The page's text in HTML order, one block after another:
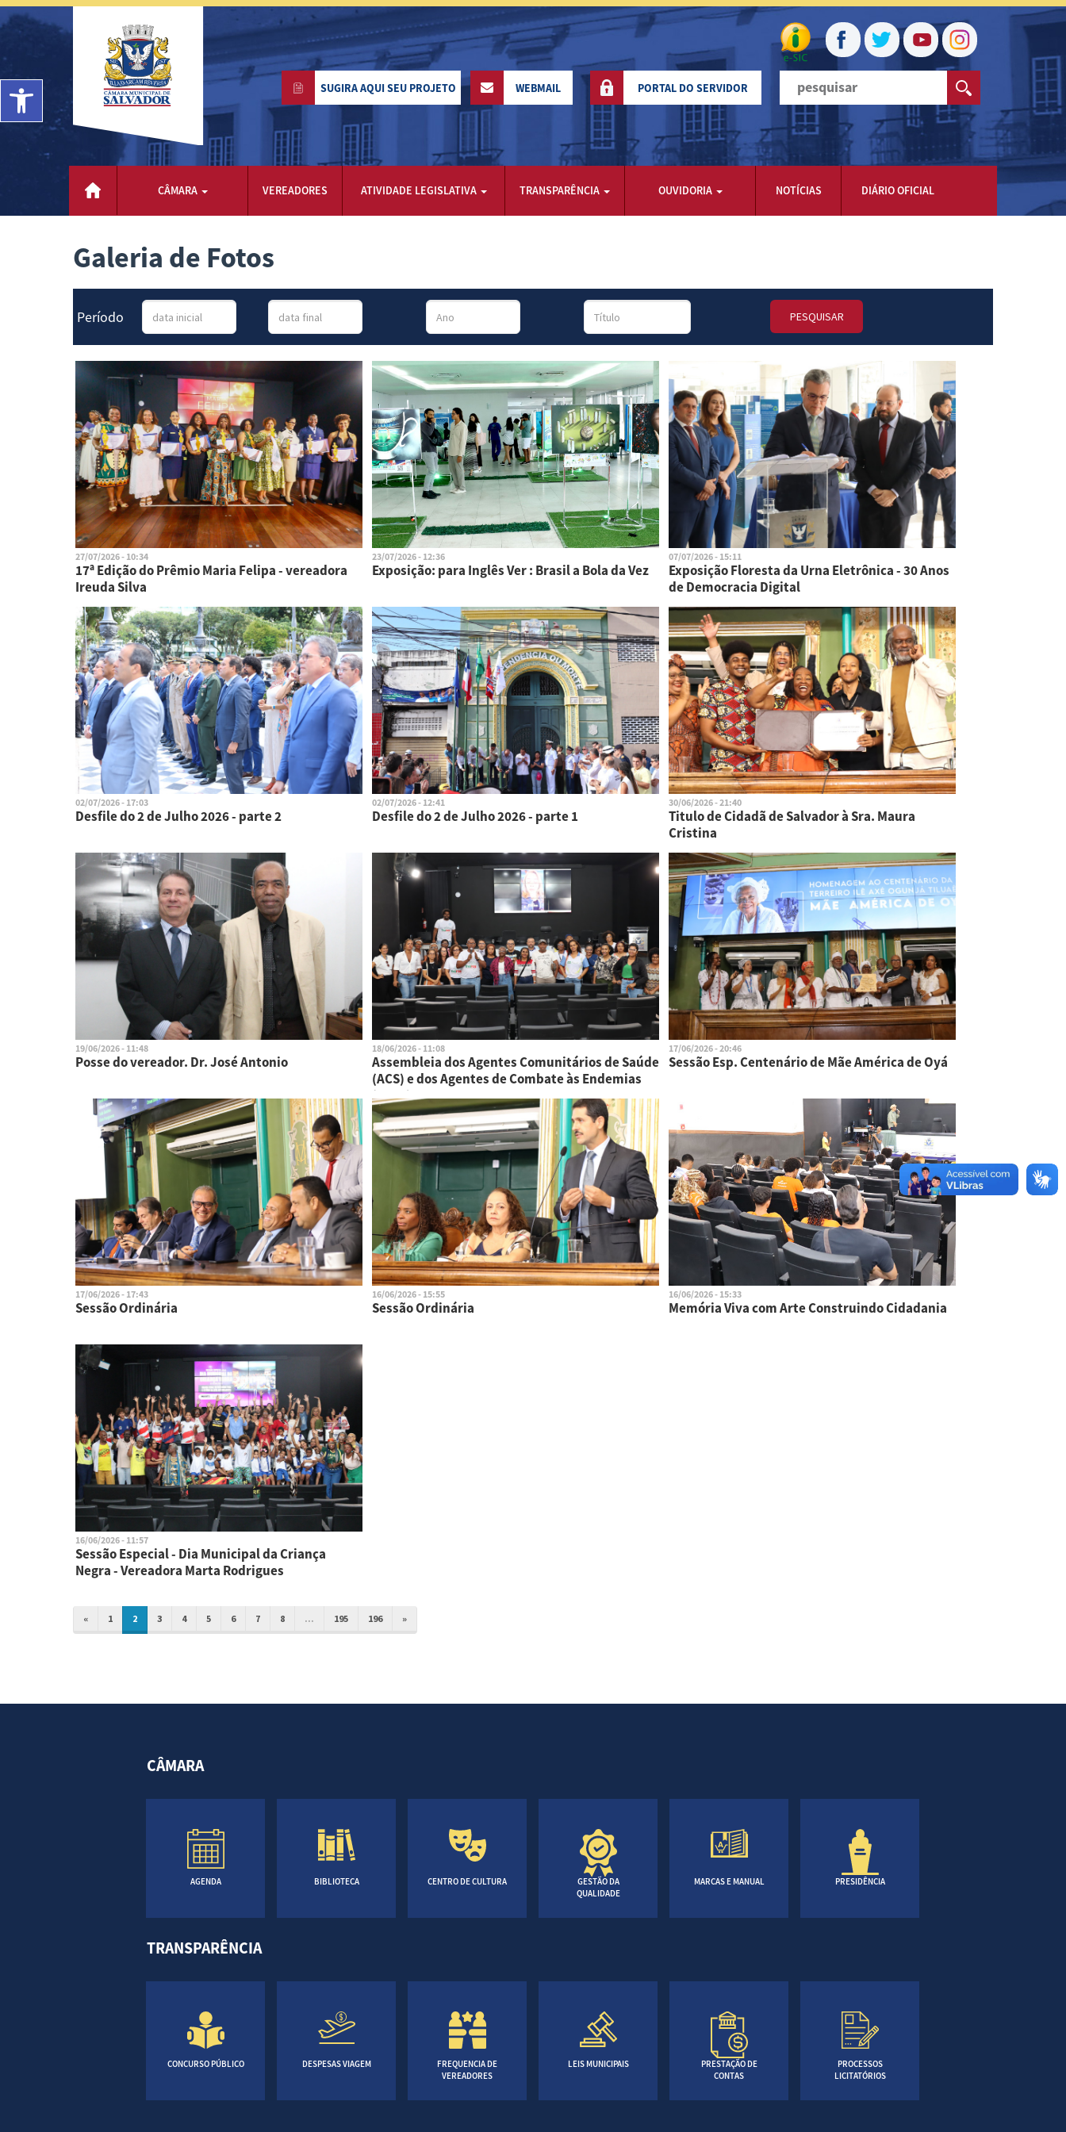
SUGIRA AQUI SEU PROJETO WEBMAIL PORTAL DO SERVIDOR
CÂMARA VEREADORES ATIVIDADE LEGISLATIVA TRANSPARÊNCIA OUVIDORIA NOTÍCIAS DIÁRIO OFICIAL
Galeria de Fotos
Período PESQUISAR
27/07/2026 - 10:34
17ª Edição do Prêmio Maria Felipa - vereadora
Ireuda Silva
23/07/2026 - 12:36
Exposição: para Inglês Ver : Brasil a Bola da Vez
07/07/2026 - 15:11
Exposição Floresta da Urna Eletrônica - 30 Anos
de Democracia Digital
02/07/2026 - 17:03
Desfile do 2 de Julho 2026 - parte 2
02/07/2026 - 12:41
Desfile do 2 de Julho 2026 - parte 1
30/06/2026 - 21:40
Titulo de Cidadã de Salvador à Sra. Maura
Cristina
19/06/2026 - 11:48
Posse do vereador. Dr. José Antonio
18/06/2026 - 11:08
Assembleia dos Agentes Comunitários de Saúde
(ACS) e dos Agentes de Combate às Endemias
(ACEs).
17/06/2026 - 20:46
Sessão Esp. Centenário de Mãe América de Oyá
17/06/2026 - 17:43
Sessão Ordinária
16/06/2026 - 15:55
Sessão Ordinária
16/06/2026 - 15:33
Memória Viva com Arte Construindo Cidadania
16/06/2026 - 11:57
Sessão Especial - Dia Municipal da Criança
Negra - Vereadora Marta Rodrigues
« 1 2 3 4 5 6 7 8 ... 195 196 »
CÂMARA
AGENDA BIBLIOTECA CENTRO DE CULTURA
GESTÃO DA
QUALIDADE
MARCAS E MANUAL PRESIDÊNCIA
TRANSPARÊNCIA
CONCURSO PÚBLICO DESPESAS VIAGEM
FREQUENCIA DE
VEREADORES
LEIS MUNICIPAIS
PRESTAÇÃO DE
CONTAS
PROCESSOS
LICITATÓRIOS
Barra de Ferramentas Aberta